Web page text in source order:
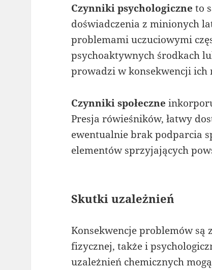
Czynniki psychologiczne to
doświadczenia z minionych
problemami uczuciowymi
psychoaktywnych środkach
prowadzi w konsekwencji
Czynniki społeczne
Presja rówieśników, łatwy
ewentualnie brak podparcia
elementów sprzyjających
Skutki uzależnień
Konsekwencje problemów są
fizycznej, także i
uzależnień chemicznych